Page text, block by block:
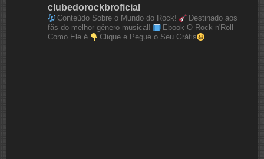
clubedorockbroficial
Conteúdo Sobre o Mundo do Rock!
Destinado aos
fãs do melhor gênero musical!
Ebook O Rock n'Roll
Como Ele é
Clique e Pegue o Seu Grátis